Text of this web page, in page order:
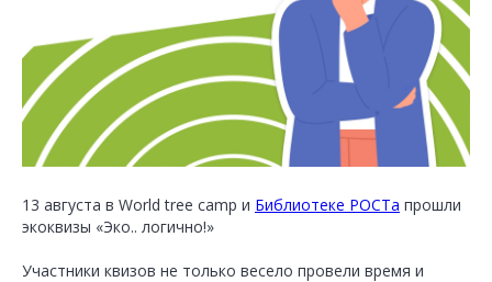
13 августа в World tree camp и Библиотеке РОСТа прошли
экоквизы «Эко.. логично!»
Участники квизов не только весело провели время и